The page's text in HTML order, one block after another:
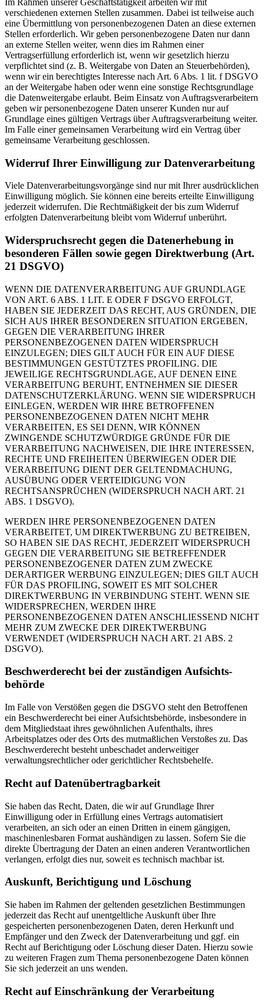
verschiedenen externen Stellen zusammen. Dabei ist teilweise auch
eine Übermittlung von personenbezogenen Daten an diese externen
Stellen erforderlich. Wir geben personenbezogene Daten nur dann
an externe Stellen weiter, wenn dies im Rahmen einer
Vertragserfüllung erforderlich ist, wenn wir gesetzlich hierzu
verpflichtet sind (z. B. Weitergabe von Daten an Steuerbehörden),
wenn wir ein berechtigtes Interesse nach Art. 6 Abs. 1 lit. f DSGVO
an der Weitergabe haben oder wenn eine sonstige Rechtsgrundlage
die Datenweitergabe erlaubt. Beim Einsatz von Auftragsverarbeitern
geben wir personenbezogene Daten unserer Kunden nur auf
Grundlage eines gültigen Vertrags über Auftragsverarbeitung weiter.
Im Falle einer gemeinsamen Verarbeitung wird ein Vertrag über
gemeinsame Verarbeitung geschlossen.
Widerruf Ihrer Einwilligung zur Datenverarbeitung
Viele Datenverarbeitungsvorgänge sind nur mit Ihrer ausdrücklichen
Einwilligung möglich. Sie können eine bereits erteilte Einwilligung
jederzeit widerrufen. Die Rechtmäßigkeit der bis zum Widerruf
erfolgten Datenverarbeitung bleibt vom Widerruf unberührt.
Widerspruchsrecht gegen die Datenerhebung in
besonderen Fällen sowie gegen Direktwerbung (Art.
21 DSGVO)
WENN DIE DATENVERARBEITUNG AUF GRUNDLAGE
VON ART. 6 ABS. 1 LIT. E ODER F DSGVO ERFOLGT,
HABEN SIE JEDERZEIT DAS RECHT, AUS GRÜNDEN, DIE
SICH AUS IHRER BESONDEREN SITUATION ERGEBEN,
GEGEN DIE VERARBEITUNG IHRER
PERSONENBEZOGENEN DATEN WIDERSPRUCH
EINZULEGEN; DIES GILT AUCH FÜR EIN AUF DIESE
BESTIMMUNGEN GESTÜTZTES PROFILING. DIE
JEWEILIGE RECHTSGRUNDLAGE, AUF DENEN EINE
VERARBEITUNG BERUHT, ENTNEHMEN SIE DIESER
DATENSCHUTZERKLÄRUNG. WENN SIE WIDERSPRUCH
EINLEGEN, WERDEN WIR IHRE BETROFFENEN
PERSONENBEZOGENEN DATEN NICHT MEHR
VERARBEITEN, ES SEI DENN, WIR KÖNNEN
ZWINGENDE SCHUTZWÜRDIGE GRÜNDE FÜR DIE
VERARBEITUNG NACHWEISEN, DIE IHRE INTERESSEN,
RECHTE UND FREIHEITEN ÜBERWIEGEN ODER DIE
VERARBEITUNG DIENT DER GELTENDMACHUNG,
AUSÜBUNG ODER VERTEIDIGUNG VON
RECHTSANSPRÜCHEN (WIDERSPRUCH NACH ART. 21
ABS. 1 DSGVO).
WERDEN IHRE PERSONENBEZOGENEN DATEN
VERARBEITET, UM DIREKTWERBUNG ZU BETREIBEN,
SO HABEN SIE DAS RECHT, JEDERZEIT WIDERSPRUCH
GEGEN DIE VERARBEITUNG SIE BETREFFENDER
PERSONENBEZOGENER DATEN ZUM ZWECKE
DERARTIGER WERBUNG EINZULEGEN; DIES GILT AUCH
FÜR DAS PROFILING, SOWEIT ES MIT SOLCHER
DIREKTWERBUNG IN VERBINDUNG STEHT. WENN SIE
WIDERSPRECHEN, WERDEN IHRE
PERSONENBEZOGENEN DATEN ANSCHLIESSEND NICHT
MEHR ZUM ZWECKE DER DIREKTWERBUNG
VERWENDET (WIDERSPRUCH NACH ART. 21 ABS. 2
DSGVO).
Beschwerde­recht bei der zuständigen Aufsichts­
behörde
Im Falle von Verstößen gegen die DSGVO steht den Betroffenen
ein Beschwerderecht bei einer Aufsichtsbehörde, insbesondere in
dem Mitgliedstaat ihres gewöhnlichen Aufenthalts, ihres
Arbeitsplatzes oder des Orts des mutmaßlichen Verstoßes zu. Das
Beschwerderecht besteht unbeschadet anderweitiger
verwaltungsrechtlicher oder gerichtlicher Rechtsbehelfe.
Recht auf Daten­übertrag­barkeit
Sie haben das Recht, Daten, die wir auf Grundlage Ihrer
Einwilligung oder in Erfüllung eines Vertrags automatisiert
verarbeiten, an sich oder an einen Dritten in einem gängigen,
maschinenlesbaren Format aushändigen zu lassen. Sofern Sie die
direkte Übertragung der Daten an einen anderen Verantwortlichen
verlangen, erfolgt dies nur, soweit es technisch machbar ist.
Auskunft, Berichtigung und Löschung
Sie haben im Rahmen der geltenden gesetzlichen Bestimmungen
jederzeit das Recht auf unentgeltliche Auskunft über Ihre
gespeicherten personenbezogenen Daten, deren Herkunft und
Empfänger und den Zweck der Datenverarbeitung und ggf. ein
Recht auf Berichtigung oder Löschung dieser Daten. Hierzu sowie
zu weiteren Fragen zum Thema personenbezogene Daten können
Sie sich jederzeit an uns wenden.
Recht auf Einschränkung der Verarbeitung